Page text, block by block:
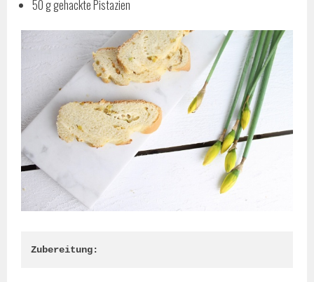
50 g gehackte Pistazien
Zubereitung: